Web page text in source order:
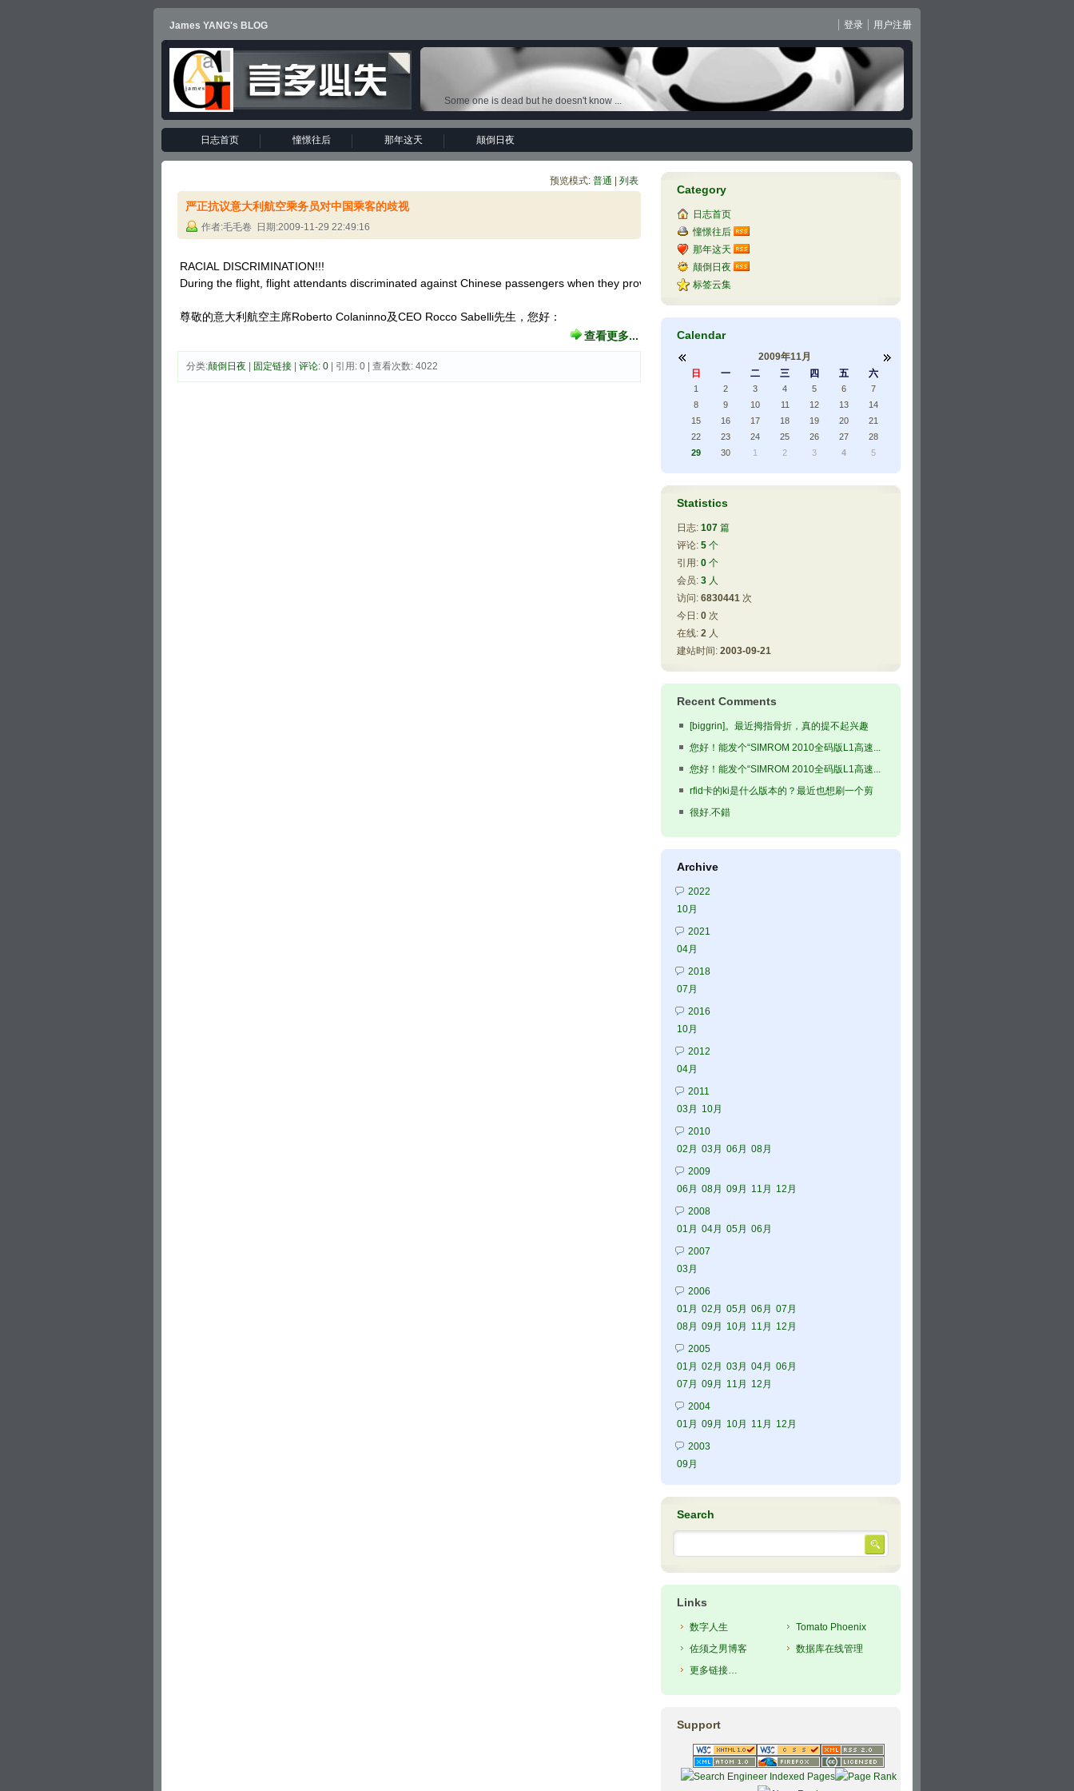
James YANG's BLOG
Some one is dead but he doesn't know ...
日志首页 憧憬往后 那年这天 颠倒日夜
预览模式: 普通 列表
严正抗议意大利航空乘务员对中国乘客的歧视
作者:毛毛卷 日期:2009-11-29 22:49:16
RACIAL DISCRIMINATION!!!
During the flight, flight attendants discriminated against Chinese passengers when they provided the service and said lots of explanations. I submitted a complaint form in
尊敬的意大利航空主席Roberto Colaninno及CEO Rocco Sabelli先生，您好：
查看更多...
分类:颠倒日夜 固定链接 评论: 0 | 引用: 0 | 查看次数: 4022
Category
日志首页
憧憬往后
那年这天
颠倒日夜
标签云集
Calendar
2009年11月
日
一 二 三 四 五 六
1 2 3 4 5 6
7
8
9 10 11 12 13
14
15
16 17 18 19 20
21
22
23 24 25 26 27
28
29
30 1 2 3 4 5
登录 用户注册
Statistics
日志: 107 篇
评论: 5 个
引用: 0 个
会员: 3 人
访问: 6830441 次
今日: 0 次
在线: 2 人
建站时间: 2003-09-21
Recent Comments
[biggrin]。最近拇指骨折，真的提不起兴趣
出...
您好！能发个“SIMROM 2010全码版L1高速...
您好！能发个“SIMROM 2010全码版L1高速...
rfid卡的ki是什么版本的？最近也想刷一个剪
了之...
很好.不錯
Archive
2022
10月
2021
04月
2018
07月
2016
10月
2012
04月
2011
03月
10月
2010
02月 03月 06月 08月
2009
06月 08月 09月 11月
12月
2008
01月 04月 05月 06月
2007
03月
2006
01月 02月 05月 06月 07月
08月 09月 10月 11月
12月
2005
01月 02月 03月 04月 06月
07月 09月 11月
12月
2004
01月 09月 10月 11月
12月
2003
09月
Search
Links
数字人生
Tomato Phoenix
佐须之男博客
数据库在线管理
更多链接…
Support